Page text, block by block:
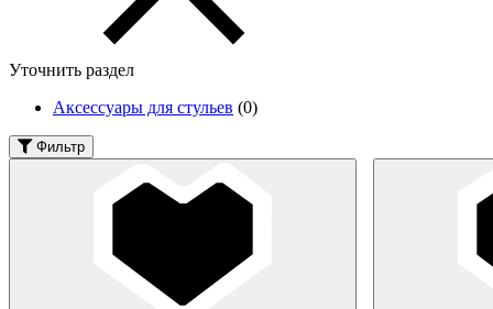
Уточнить раздел
Аксессуары для стульев (0)
Фильтр